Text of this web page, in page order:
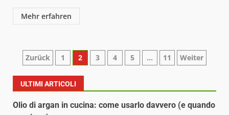
Mehr erfahren
Paginazione
degli
articoli
Zurück 1 2 3 4 5 … 11 Weiter
ULTIMI ARTICOLI
Olio di argan in cucina: come usarlo davvero (e quando